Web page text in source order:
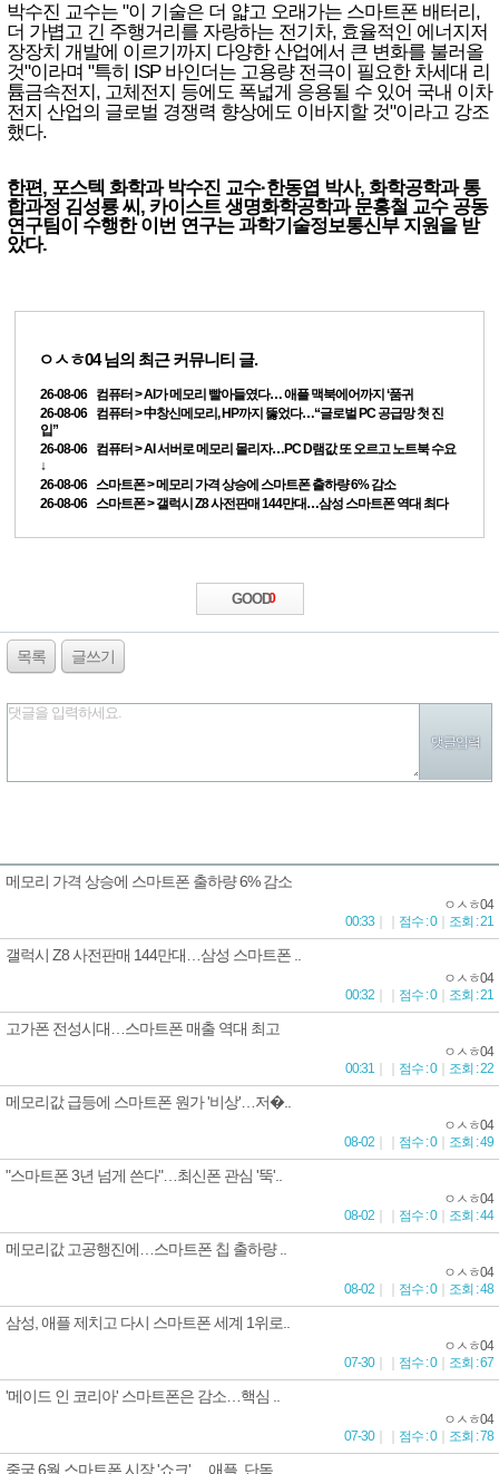
박수진 교수는 "이 기술은 더 얇고 오래가는 스마트폰 배터리,
더 가볍고 긴 주행거리를 자랑하는 전기차, 효율적인 에너지저
장장치 개발에 이르기까지 다양한 산업에서 큰 변화를 불러올
것"이라며 "특히 ISP 바인더는 고용량 전극이 필요한 차세대 리
튬금속전지, 고체전지 등에도 폭넓게 응용될 수 있어 국내 이차
전지 산업의 글로벌 경쟁력 향상에도 이바지할 것"이라고 강조
했다.
한편, 포스텍 화학과 박수진 교수·한동엽 박사, 화학공학과 통
합과정 김성룡 씨, 카이스트 생명화학공학과 문홍철 교수 공동
연구팀이 수행한 이번 연구는 과학기술정보통신부 지원을 받
았다.
ㅇㅅㅎ04님의 최근 커뮤니티 글.
26-08-06 컴퓨터 > AI가 메모리 빨아들였다… 애플 맥북에어까지 ‘품귀
26-08-06 컴퓨터 > 中창신메모리, HP까지 뚫었다…“글로벌 PC 공급망 첫 진
입”
26-08-06 컴퓨터 > AI 서버로 메모리 몰리자…PC D램값 또 오르고 노트북 수요
↓
26-08-06 스마트폰 > 메모리 가격 상승에 스마트폰 출하량 6% 감소
26-08-06 스마트폰 > 갤럭시 Z8 사전판매 144만대…삼성 스마트폰 역대 최다
GOOD0
목록 글쓰기
댓글을 입력하세요.
메모리 가격 상승에 스마트폰 출하량 6% 감소
ㅇㅅㅎ04
00:33
점수 : 0｜ 조회 : 21
갤럭시 Z8 사전판매 144만대…삼성 스마트폰 ..
ㅇㅅㅎ04
00:32
점수 : 0｜ 조회 : 21
고가폰 전성시대…스마트폰 매출 역대 최고
ㅇㅅㅎ04
00:31
점수 : 0｜ 조회 : 22
메모리값 급등에 스마트폰 원가 '비상'…저�..
ㅇㅅㅎ04
08-02
점수 : 0｜ 조회 : 49
"스마트폰 3년 넘게 쓴다"…최신폰 관심 '뚝'..
ㅇㅅㅎ04
08-02
점수 : 0｜ 조회 : 44
메모리값 고공행진에…스마트폰 칩 출하량 ..
ㅇㅅㅎ04
08-02
점수 : 0｜ 조회 : 48
삼성, 애플 제치고 다시 스마트폰 세계 1위로..
ㅇㅅㅎ04
07-30｜ 점수 : 0｜ 조회 : 67
'메이드 인 코리아' 스마트폰은 감소…핵심 ..
ㅇㅅㅎ04
07-30｜ 점수 : 0｜ 조회 : 78
중국 6월 스마트폰 시장 '쇼크'… 애플, 단독..